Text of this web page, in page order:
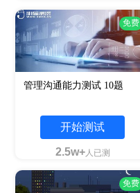
免费
管理沟通能力测试 10题
开始测试
2.5w+人已测
免费